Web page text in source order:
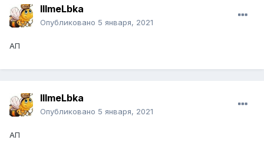
IIImeLbka
Опубликовано 5 января, 2021
АП
IIImeLbka
Опубликовано 5 января, 2021
АП